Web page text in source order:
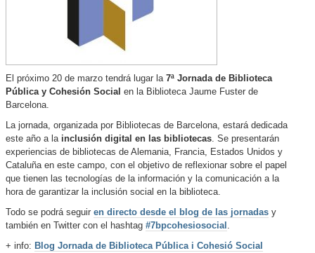
El próximo 20 de marzo tendrá lugar la 7ª Jornada de Biblioteca
Pública y Cohesión Social en la Biblioteca Jaume Fuster de
Barcelona.
La jornada, organizada por Bibliotecas de Barcelona, estará dedicada
este año a la inclusión digital en las bibliotecas. Se presentarán
experiencias de bibliotecas de Alemania, Francia, Estados Unidos y
Cataluña en este campo, con el objetivo de reflexionar sobre el papel
que tienen las tecnologías de la información y la comunicación a la
hora de garantizar la inclusión social en la biblioteca.
Todo se podrá seguir en directo desde el blog de las jornadas y
también en Twitter con el hashtag #7bpcohesiosocial .
+ info: Blog Jornada de Biblioteca Pública i Cohesió Social